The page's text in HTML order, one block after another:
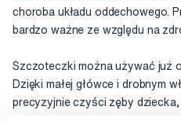
choroba układu oddechowego.
bardzo ważne ze względu na
Szczoteczki można używać już
Dzięki małej główce i drobnym
precyzyjnie czyści zęby